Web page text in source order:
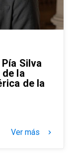
Silva
la
de la
Ver más keyboard_arrow_right